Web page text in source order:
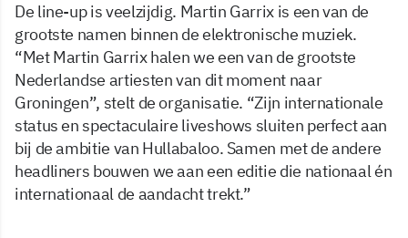
De line-up is veelzijdig. Martin Garrix is een van de
grootste namen binnen de elektronische muziek.
“Met Martin Garrix halen we een van de grootste
Nederlandse artiesten van dit moment naar
Groningen”, stelt de organisatie. “Zijn internationale
status en spectaculaire liveshows sluiten perfect aan
bij de ambitie van Hullabaloo. Samen met de andere
headliners bouwen we aan een editie die nationaal én
internationaal de aandacht trekt.”